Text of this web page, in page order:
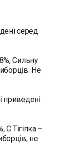
серед
Сильну
Не
приведені
–
не